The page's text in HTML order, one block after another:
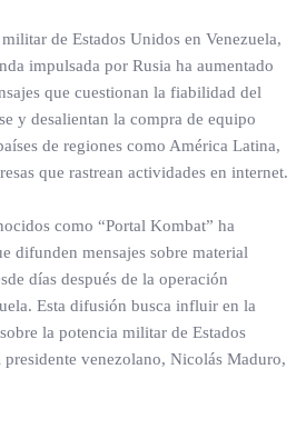
de Estados Unidos en Venezuela,
impulsada por Rusia ha aumentado
que cuestionan la fiabilidad del
y desalientan la compra de equipo
de regiones como América Latina,
que rastrean actividades en internet.
como “Portal Kombat” ha
difunden mensajes sobre material
días después de la operación
Esta difusión busca influir en la
la potencia militar de Estados
venezolano, Nicolás Maduro,